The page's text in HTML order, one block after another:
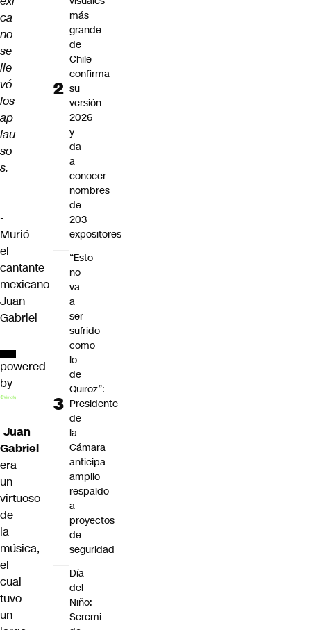
ca
no
se
lle
vó
los
ap
lau
so
s.
-
Murió
el
cantante
mexicano
Juan
Gabriel
powered
by
Juan
Gabriel
era
un
virtuoso
de
la
música,
el
cual
tuvo
un
más
grande
de
Chile
confirma
su
versión
2026
y
da
a
conocer
nombres
de
203
expositores
“Esto
no
va
a
ser
sufrido
como
lo
de
Quiroz”:
Presidente
de
la
Cámara
anticipa
amplio
respaldo
a
proyectos
de
seguridad
Día
del
Niño:
Seremi